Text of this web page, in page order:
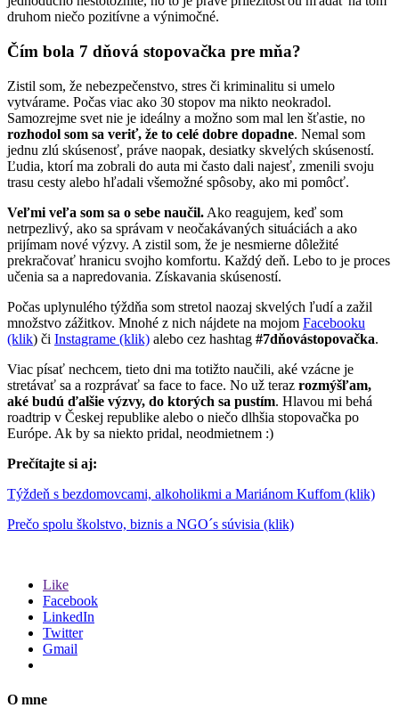
druhom niečo pozitívne a výnimočné.
Čím bola 7 dňová stopovačka pre mňa?
Zistil som, že nebezpečenstvo, stres či kriminalitu si umelo
vytvárame. Počas viac ako 30 stopov ma nikto neokradol.
Samozrejme svet nie je ideálny a možno som mal len šťastie, no
rozhodol som sa veriť, že to celé dobre dopadne. Nemal som
jednu zlú skúsenosť, práve naopak, desiatky skvelých skúseností.
Ľudia, ktorí ma zobrali do auta mi často dali najesť, zmenili svoju
trasu cesty alebo hľadali všemožné spôsoby, ako mi pomôcť.
Veľmi veľa som sa o sebe naučil. Ako reagujem, keď som
netrpezlivý, ako sa správam v neočakávaných situáciách a ako
prijímam nové výzvy. A zistil som, že je nesmierne dôležité
prekračovať hranicu svojho komfortu. Každý deň. Lebo to je proces
učenia sa a napredovania. Získavania skúseností.
Počas uplynulého týždňa som stretol naozaj skvelých ľudí a zažil
množstvo zážitkov. Mnohé z nich nájdete na mojom Facebooku
(klik) či Instagrame (klik) alebo cez hashtag #7dňovástopovačka.
Viac písať nechcem, tieto dni ma totižto naučili, aké vzácne je
stretávať sa a rozprávať sa face to face. No už teraz rozmýšľam,
aké budú ďalšie výzvy, do ktorých sa pustím. Hlavou mi behá
roadtrip v Českej republike alebo o niečo dlhšia stopovačka po
Európe. Ak by sa niekto pridal, neodmietnem :)
Prečítajte si aj:
Týždeň s bezdomovcami, alkoholikmi a Mariánom Kuffom (klik)
Prečo spolu školstvo, biznis a NGO´s súvisia (klik)
Like
Facebook
LinkedIn
Twitter
Gmail
O mne